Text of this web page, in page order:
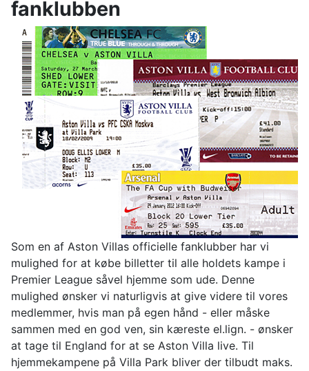
fanklubben
Som en af Aston Villas officielle fanklubber har vi
mulighed for at købe billetter til alle holdets kampe i
Premier League såvel hjemme som ude. Denne
mulighed ønsker vi naturligvis at give videre til vores
medlemmer, hvis man på egen hånd - eller måske
sammen med en god ven, sin kæreste el.lign. - ønsker
at tage til England for at se Aston Villa live. Til
hjemmekampene på Villa Park bliver der tilbudt maks.